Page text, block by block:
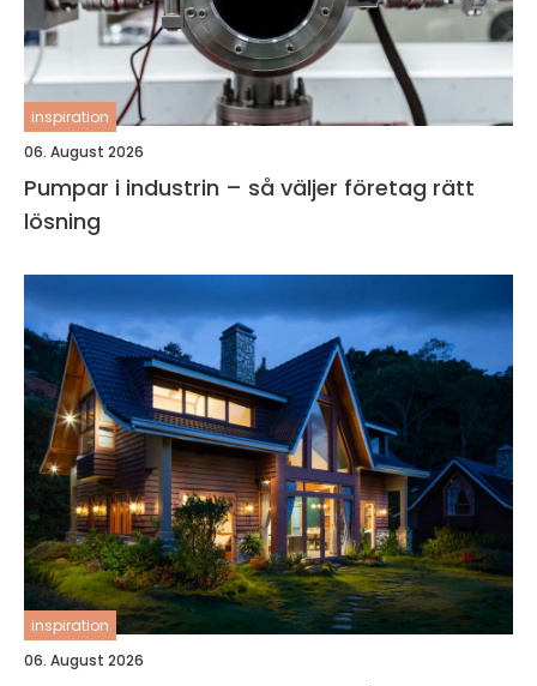
inspiration
06. August 2026
Pumpar i industrin – så väljer företag rätt
lösning
inspiration
06. August 2026